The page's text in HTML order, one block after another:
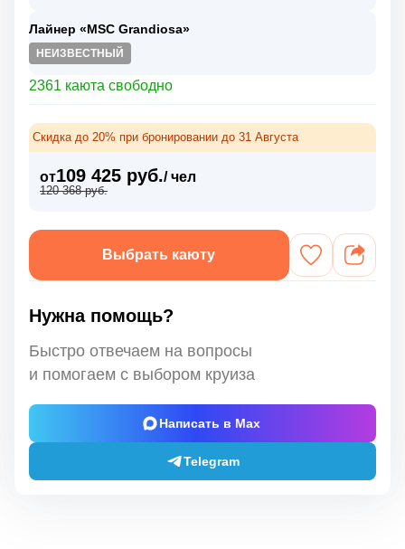
Лайнер «MSC Grandiosa»
НЕИЗВЕСТНЫЙ
2361 каюта свободно
Скидка до 20% при бронировании до 31 Августа
от109 425 руб./ чел
120 368 руб.
Выбрать каюту
Нужна помощь?
Быстро отвечаем на вопросы
и помогаем с выбором круиза
Написать в Max
Telegram